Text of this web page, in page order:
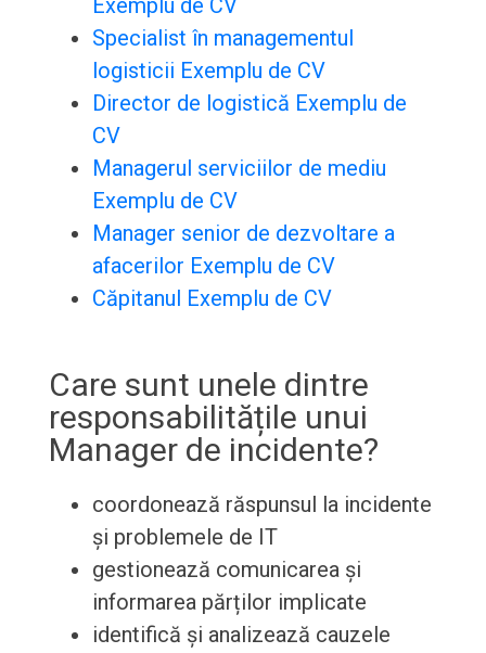
Exemplu de CV
Specialist în managementul
logisticii Exemplu de CV
Director de logistică Exemplu de
CV
Managerul serviciilor de mediu
Exemplu de CV
Manager senior de dezvoltare a
afacerilor Exemplu de CV
Căpitanul Exemplu de CV
Care sunt unele dintre
responsabilitățile unui
Manager de incidente?
coordonează răspunsul la incidente
și problemele de IT
gestionează comunicarea și
informarea părților implicate
identifică și analizează cauzele